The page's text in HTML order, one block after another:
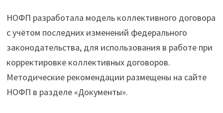
НОФП разработала модель коллективного договора
с учётом последних изменений федерального
законодательства, для использования в работе при
корректировке коллективных договоров.
Методические рекомендации размещены на сайте
НОФП в разделе «Документы».